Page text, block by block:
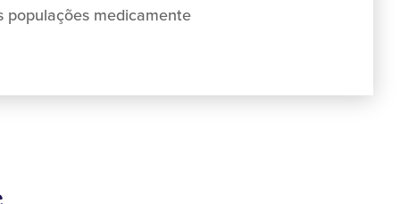
populações medicamente